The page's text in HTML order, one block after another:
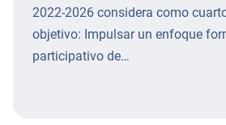
2022-2026 considera como
objetivo: Impulsar un enfoque
participativo de…